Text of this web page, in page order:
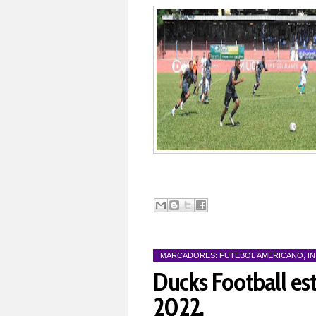
MARCADORES: FUTEBOL AMERICANO
Ducks Football
2022.